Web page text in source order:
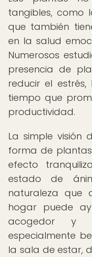
tangibles, como
que también
en la salud
Numerosos
presencia de
reducir el
tiempo que
productividad.
La simple visión
forma de
efecto
estado de
naturaleza que
hogar puede
acogedor y
especialmente
la sala de estar,